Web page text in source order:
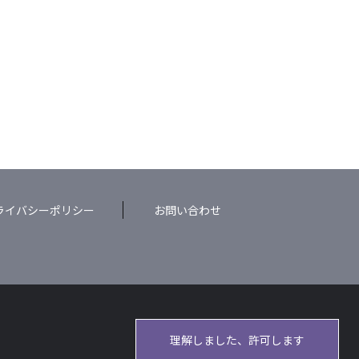
イバシーポリシー お問い合わせ
理解しました、許可します